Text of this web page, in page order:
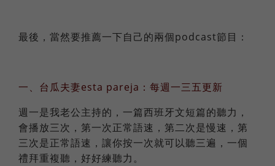
最後，當然要推薦一下自己的兩個podcast節目：
一、台瓜夫妻esta pareja：每週一三五更新
週一是我老公主持的，一篇西班牙文短篇的聽力，
會播放三次，第一次正常語速，第二次是慢速，第
三次是正常語速，讓你按一次就可以聽三遍，一個
禮拜重複聽，好好練聽力。